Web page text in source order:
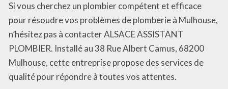
Si vous cherchez un plombier compétent et efficace
pour résoudre vos problèmes de plomberie à Mulhouse,
n’hésitez pas à contacter ALSACE ASSISTANT
PLOMBIER. Installé au 38 Rue Albert Camus, 68200
Mulhouse, cette entreprise propose des services de
qualité pour répondre à toutes vos attentes.